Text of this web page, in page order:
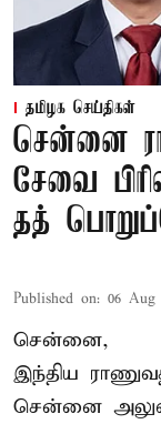
தமிழக செய்திகள்
சென்னை
சேவை
தத்
Published on: 06 Aug
சென்னை,
இந்திய
சென்னை